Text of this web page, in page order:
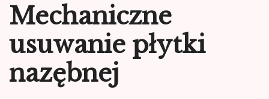
Mechaniczne
usuwanie płytki
nazębnej